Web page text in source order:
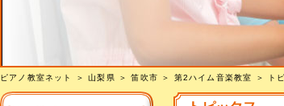
ピアノ教室ネット ＞山梨県 ＞笛吹市 ＞ 第2ハイム音楽教室 ＞ ト